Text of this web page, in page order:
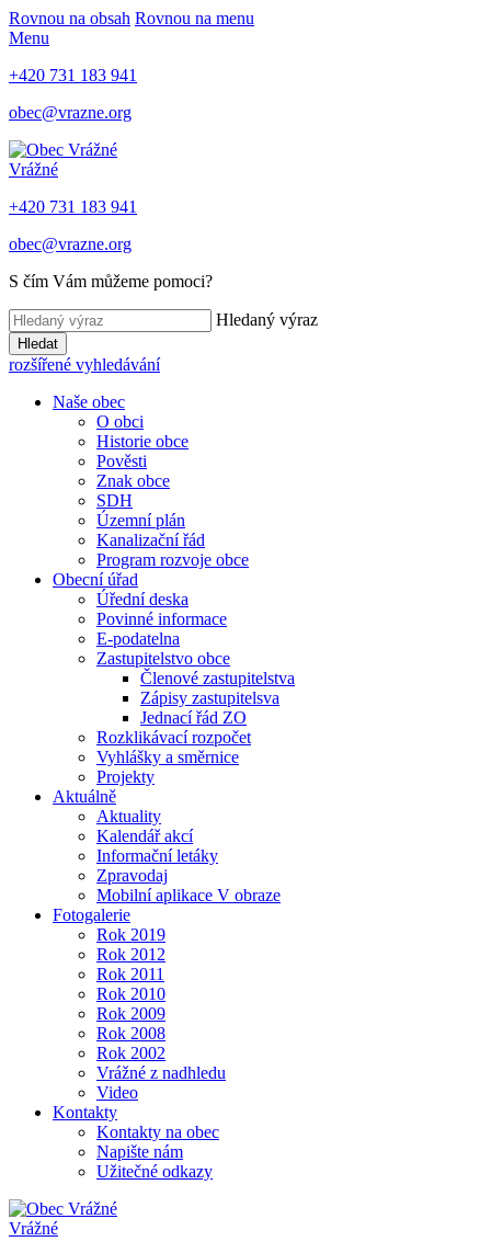
Rovnou na obsah Rovnou na menu
Menu
+420 731 183 941
obec@vrazne.org
Vrážné
+420 731 183 941
obec@vrazne.org
S čím Vám můžeme pomoci?
Hledaný výraz
Hledat
rozšířené vyhledávání
Naše obec
O obci
Historie obce
Pověsti
Znak obce
SDH
Územní plán
Kanalizační řád
Program rozvoje obce
Obecní úřad
Úřední deska
Povinné informace
E-podatelna
Zastupitelstvo obce
Členové zastupitelstva
Zápisy zastupitelsva
Jednací řád ZO
Rozklikávací rozpočet
Vyhlášky a směrnice
Projekty
Aktuálně
Aktuality
Kalendář akcí
Informační letáky
Zpravodaj
Mobilní aplikace V obraze
Fotogalerie
Rok 2019
Rok 2012
Rok 2011
Rok 2010
Rok 2009
Rok 2008
Rok 2002
Vrážné z nadhledu
Video
Kontakty
Kontakty na obec
Napište nám
Užitečné odkazy
Vrážné